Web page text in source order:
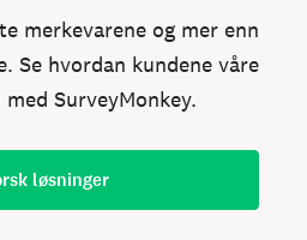
merkevarene og mer enn
Se hvordan kundene våre
SurveyMonkey.
løsninger